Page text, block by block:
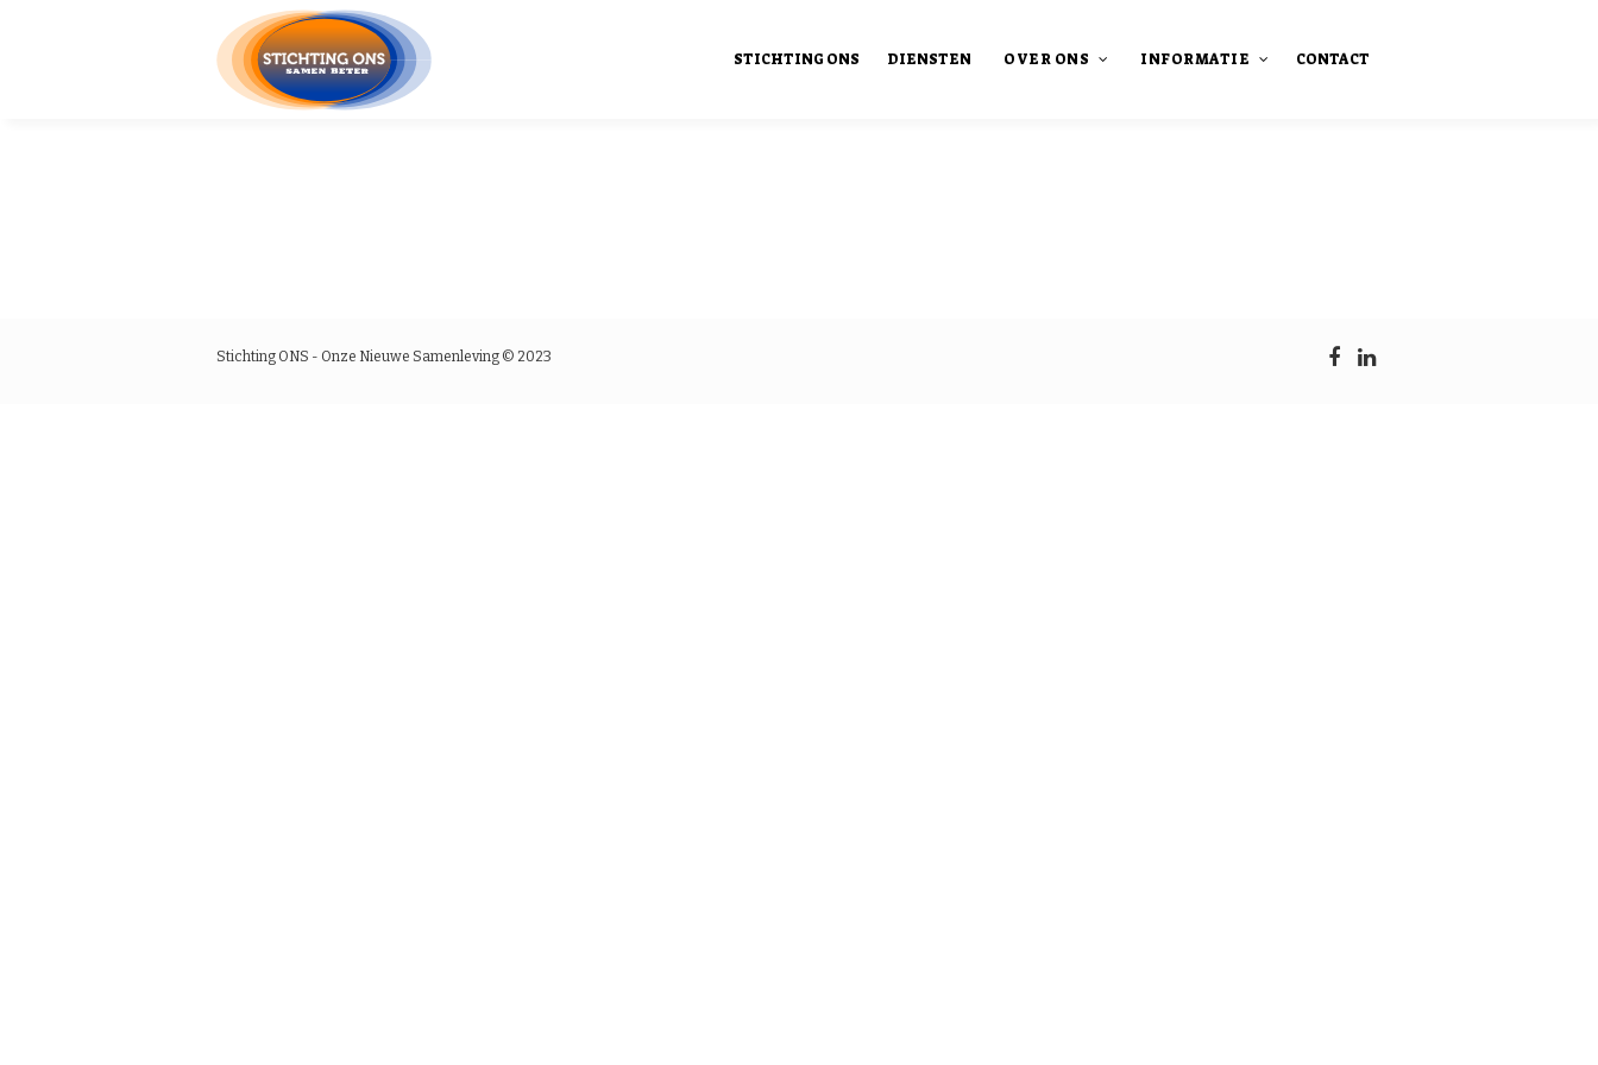
STICHTING ONS DIENSTEN OVER ONS INFORMATIE CONTACT
Stichting ONS - Onze Nieuwe Samenleving © 2023